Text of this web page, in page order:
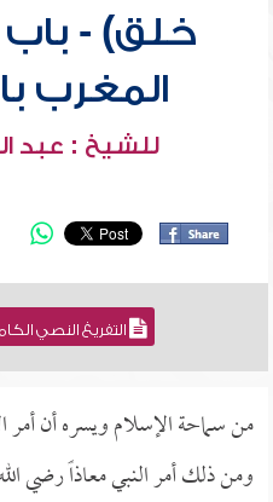
خلق) - باب
المغرب
للشيخ : عبد
التفريغ النصي
من سماحة الإسلام ويسره أن أمر
ومن ذلك أمر النبي معاذاً رضي